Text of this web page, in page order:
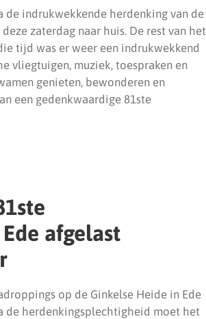
de indrukwekkende herdenking van de
zaterdag naar huis. De rest van het
tijd was er weer een indrukwekkend
vliegtuigen, muziek, toespraken en
genieten, bewonderen en
een gedenkwaardige 81ste
afgelast
op de Ginkelse Heide in Ede
de herdenkingsplechtigheid moet het